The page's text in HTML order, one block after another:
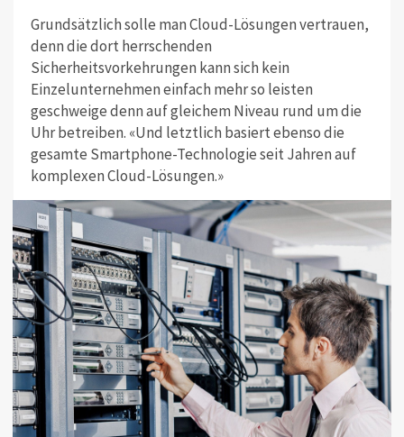
Grundsätzlich solle man Cloud-Lösungen vertrauen,
denn die dort herrschenden
Sicherheitsvorkehrungen kann sich kein
Einzelunternehmen einfach mehr so leisten
geschweige denn auf gleichem Niveau rund um die
Uhr betreiben. «Und letztlich basiert ebenso die
gesamte Smartphone-Technologie seit Jahren auf
komplexen Cloud-Lösungen.»